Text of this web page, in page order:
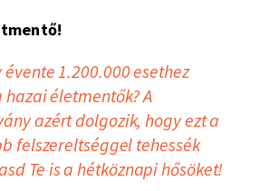
1.200.000 esethez
életmentők? A
azért dolgozik, hogy ezt a
felszereltséggel tehessék
Te is a hétköznapi hősöket!